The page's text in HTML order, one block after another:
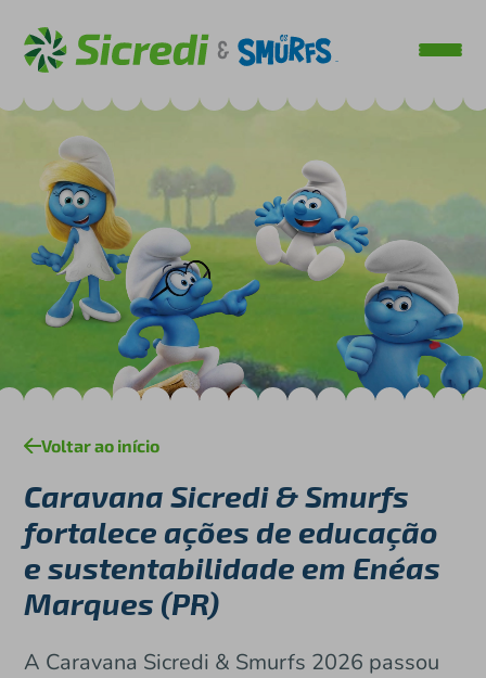
Voltar ao início
Caravana Sicredi & Smurfs
fortalece ações de educação
e sustentabilidade em Enéas
Marques (PR)
A Caravana Sicredi & Smurfs 2026 passou